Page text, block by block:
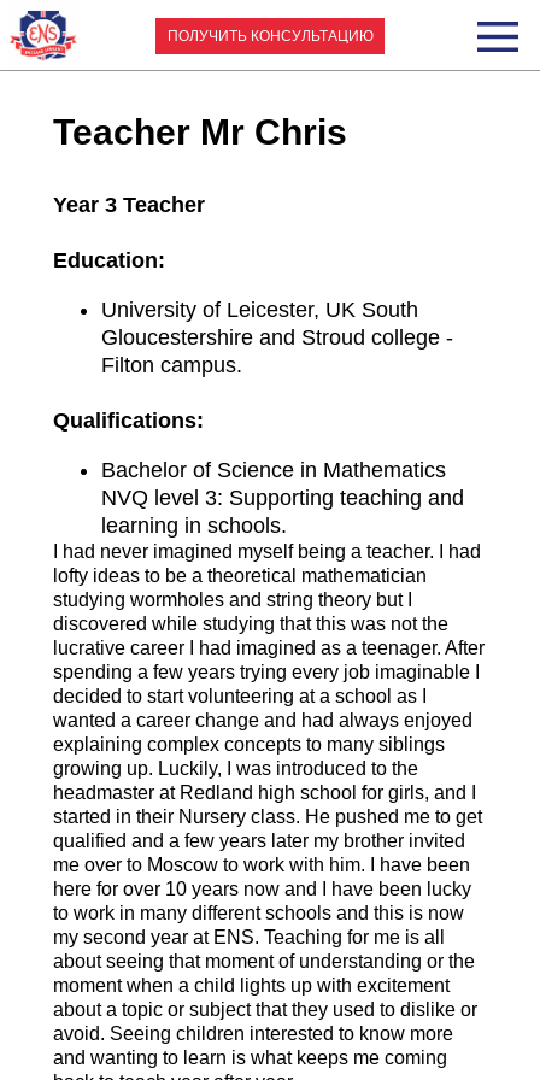
ПОЛУЧИТЬ КОНСУЛЬТАЦИЮ
Teacher Mr Chris
Year 3 Teacher
Education:
University of Leicester, UK South
Gloucestershire and Stroud college -
Filton campus.
Qualifications:
Bachelor of Science in Mathematics
NVQ level 3: Supporting teaching and
learning in schools.
I had never imagined myself being a teacher. I had
lofty ideas to be a theoretical mathematician
studying wormholes and string theory but I
discovered while studying that this was not the
lucrative career I had imagined as a teenager. After
spending a few years trying every job imaginable I
decided to start volunteering at a school as I
wanted a career change and had always enjoyed
explaining complex concepts to many siblings
growing up. Luckily, I was introduced to the
headmaster at Redland high school for girls, and I
started in their Nursery class. He pushed me to get
qualified and a few years later my brother invited
me over to Moscow to work with him. I have been
here for over 10 years now and I have been lucky
to work in many different schools and this is now
my second year at ENS. Teaching for me is all
about seeing that moment of understanding or the
moment when a child lights up with excitement
about a topic or subject that they used to dislike or
avoid. Seeing children interested to know more
and wanting to learn is what keeps me coming